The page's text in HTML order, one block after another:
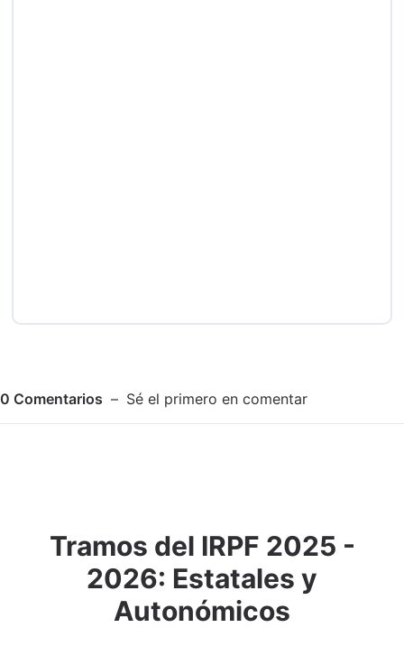
0 Comentarios Sé el primero en comentar
Adjuntar imagen Comentar
Tramos del IRPF 2025 -
2026: Estatales y
Autonómicos